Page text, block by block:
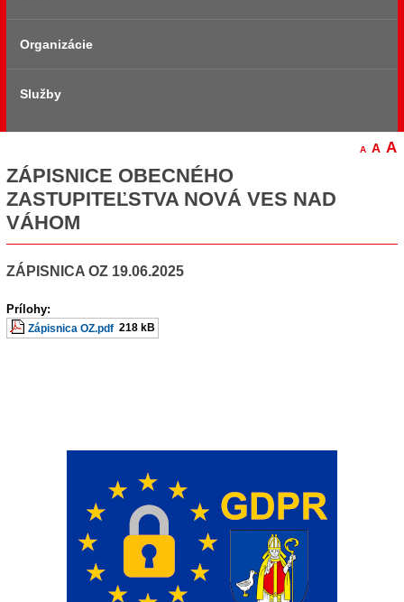
Zmluvy
Základné informácie
Symboly obce
História
Pamiatky
Fotomapa
Organizácie
Stavebný Úrad
Farský úrad
Urbariát Krahuľka
Firmy na území obce
Služby
A A A
ZÁPISNICE OBECNÉHO
ZASTUPITEĽSTVA NOVÁ VES NAD
VÁHOM
ZÁPISNICA OZ 19.06.2025
Prílohy:
Zápisnica OZ.pdf 218 kB